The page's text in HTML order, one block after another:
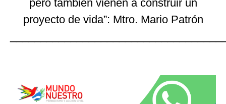
pero también vienen a construir un
proyecto de vida”: Mtro. Mario Patrón